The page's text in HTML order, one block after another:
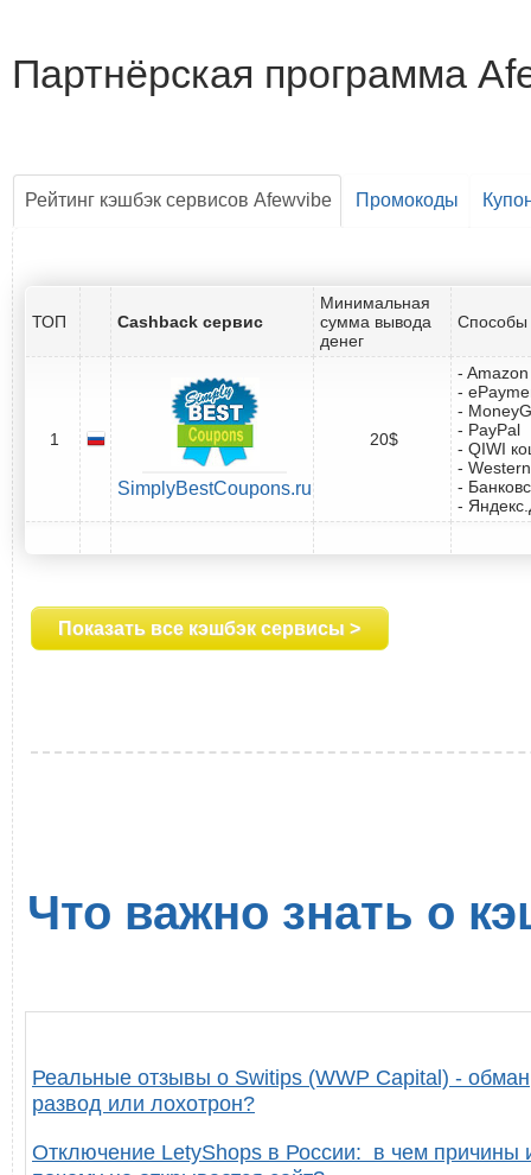
Партнёрская программа
Рейтинг кэшбэк сервисов Afewvibe Промокоды
ТОП Cashback сервис
Минимальная
сумма вывода
денег
Способы
1
SimplyBestCoupons.ru
20$
-
-
-
- PayPal
- QIWI
-
-
-
Показать все кэшбэк сервисы >
Что важно знать о
Реальные отзывы о Switips (WWP Capital) -
развод или лохотрон?
Отключение LetyShops в России: в чем причины